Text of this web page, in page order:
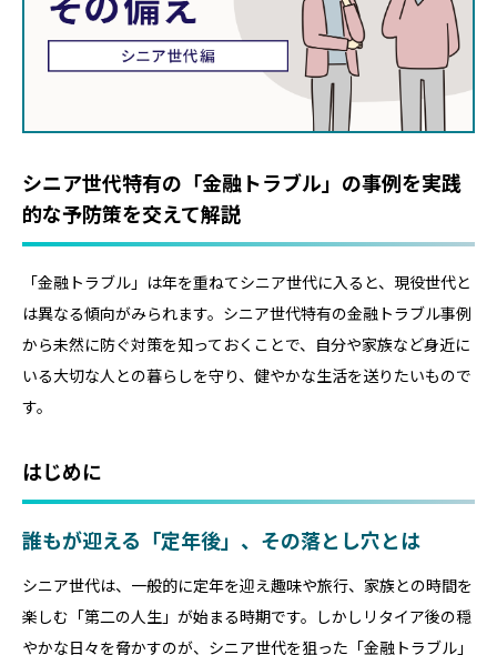
シニア世代特有の「金融トラブル」の事例を実践
的な予防策を交えて解説
「金融トラブル」は年を重ねてシニア世代に入ると、現役世代と
は異なる傾向がみられます。シニア世代特有の金融トラブル事例
から未然に防ぐ対策を知っておくことで、自分や家族など身近に
いる大切な人との暮らしを守り、健やかな生活を送りたいもので
す。
はじめに
誰もが迎える「定年後」、その落とし穴とは
シニア世代は、一般的に定年を迎え趣味や旅行、家族との時間を
楽しむ「第二の人生」が始まる時期です。しかしリタイア後の穏
やかな日々を脅かすのが、シニア世代を狙った「金融トラブル」